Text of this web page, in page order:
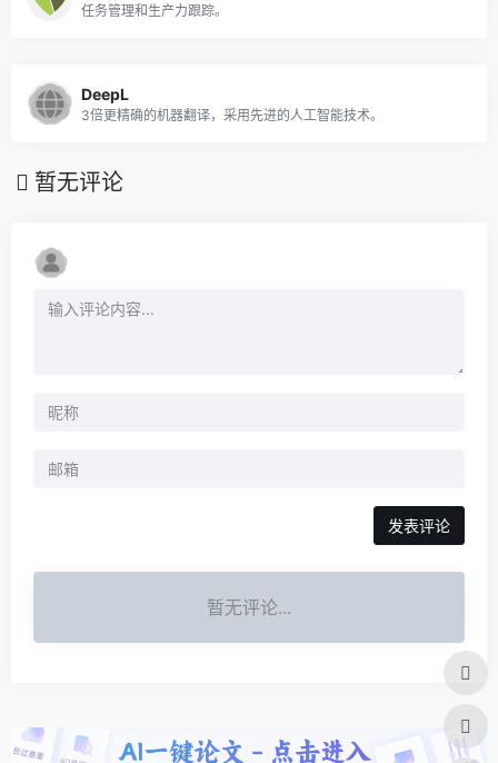
任务管理和生产力跟踪。
DeepL
3倍更精确的机器翻译，采用先进的人工智能技术。
暂无评论
发表评论
暂无评论...